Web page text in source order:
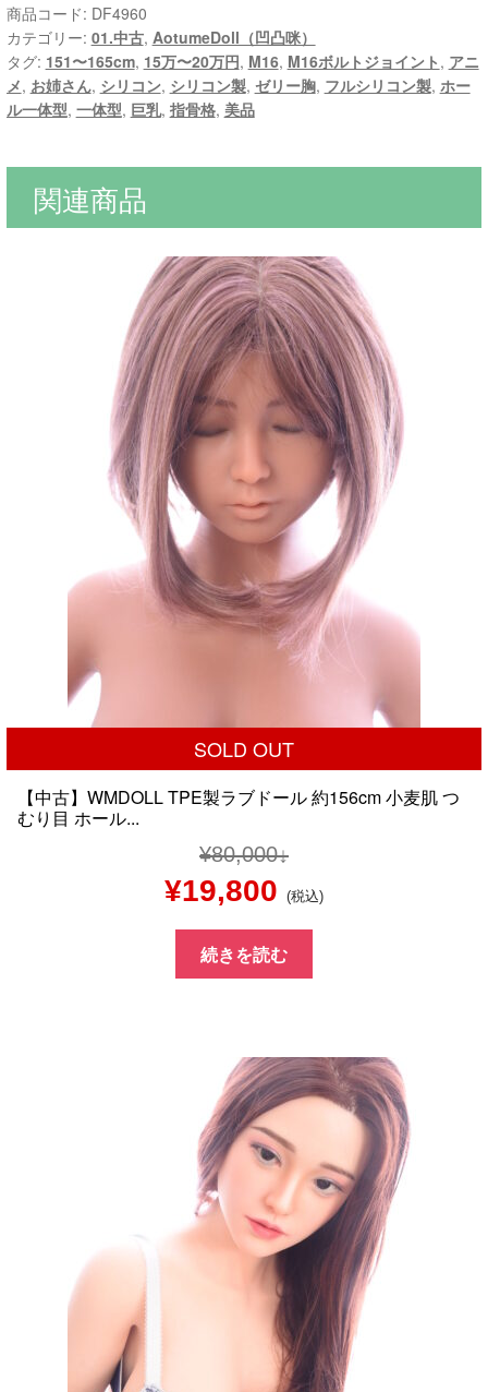
商品コード: DF4960
カテゴリー: 01.中古, AotumeDoll（凹凸咪）
タグ: 151〜165cm, 15万〜20万円, M16, M16ボルトジョイント , アニ
メ, お姉さん, シリコン, シリコン製, ゼリー胸, フルシリコン製, ホー
ル一体型, 一体型, 巨乳, 指骨格, 美品
関連商品
SOLD OUT
【中古】WMDOLL TPE製ラブドール 約156cm 小麦肌 つ
むり目 ホール...
¥80,000
元
の
価
¥80,000
た。
¥19,800 現
在
の
格
は
¥19,800
で
す。
(税込)
続きを読む